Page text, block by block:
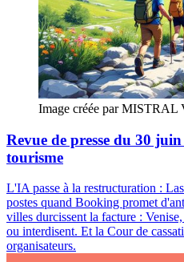
Image créée par MISTRAL
Revue de presse du 30
tourisme
L'IA passe à la restructuration :
postes quand Booking promet
villes durcissent la facture :
ou interdisent. Et la Cour de
organisateurs.